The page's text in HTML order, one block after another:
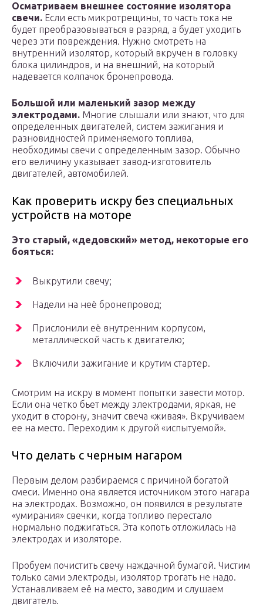
Осматриваем внешнее состояние изолятора
свечи. Если есть микротрещины, то часть тока не
будет преобразовываться в разряд, а будет уходить
через эти повреждения. Нужно смотреть на
внутренний изолятор, который вкручен в головку
блока цилиндров, и на внешний, на который
надевается колпачок бронепровода.
Большой или маленький зазор между
электродами. Многие слышали или знают, что для
определенных двигателей, систем зажигания и
разновидностей применяемого топлива,
необходимы свечи с определенным зазор. Обычно
его величину указывает завод-изготовитель
двигателей, автомобилей.
Как проверить искру без специальных
устройств на моторе
Это старый, «дедовский» метод, некоторые его
бояться:
Выкрутили свечу;
Надели на неё бронепровод;
Прислонили её внутренним корпусом,
металлической часть к двигателю;
Включили зажигание и крутим стартер.
Смотрим на искру в момент попытки завести мотор.
Если она четко бьет между электродами, яркая, не
уходит в сторону, значит свеча «живая». Вкручиваем
ее на место. Переходим к другой «испытуемой».
Что делать с черным нагаром
Первым делом разбираемся с причиной богатой
смеси. Именно она является источником этого нагара
на электродах. Возможно, он появился в результате
«умирания» свечки, когда топливо перестало
нормально поджигаться. Эта копоть отложилась на
электродах и изоляторе.
Пробуем почистить свечу наждачной бумагой. Чистим
только сами электроды, изолятор трогать не надо.
Устанавливаем её на место, заводим и слушаем
двигатель.